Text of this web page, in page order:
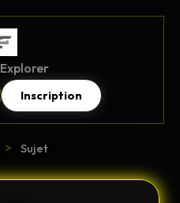
Explorer
Inscription
> Sujet